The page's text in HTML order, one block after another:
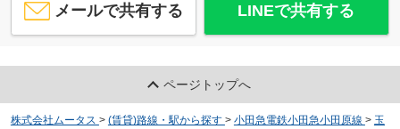
メールで共有する LINEで共有する
ページトップへ
株式会社ムータス > (賃貸)路線・駅から探す > 小田急電鉄小田急小田原線 > 玉